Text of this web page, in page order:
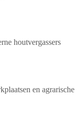
houtvergassers
en agrarische